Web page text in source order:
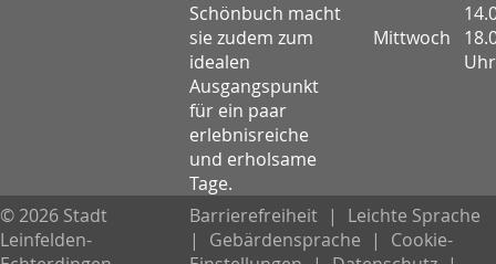
Schönbuch macht
sie zudem zum
idealen
Ausgangspunkt
für ein paar
erlebnisreiche
und erholsame
Tage.
Mittwoch
Uhr
© 2026 Stadt
Leinfelden-
Barrierefreiheit |
Leichte Sprache
|
Gebärdensprache |
Cookie-